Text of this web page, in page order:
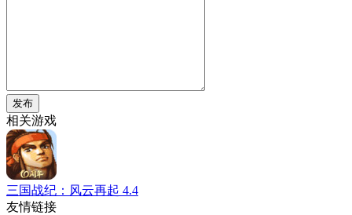
发布
相关游戏
三国战纪：风云再起 4.4
友情链接